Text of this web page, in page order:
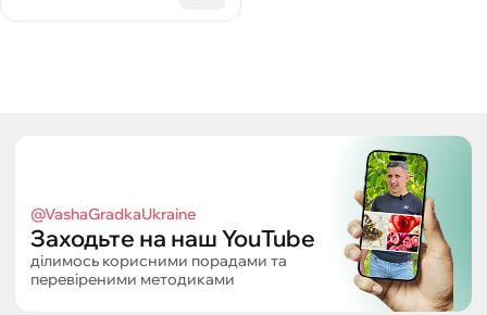
@VashaGradkaUkraine
Заходьте на наш YouTube
ділимось корисними порадами та
перевіреними методиками